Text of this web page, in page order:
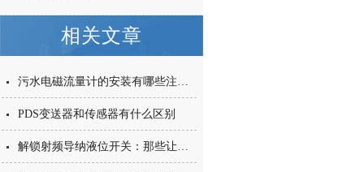
相关文章
污水电磁流量计的安装有哪些注意事项
PDS变送器和传感器有什么区别
解锁射频导纳液位开关：那些让它脱颖而出的隐藏优点，一文说透